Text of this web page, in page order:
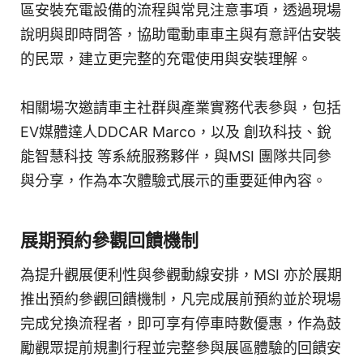
區安裝充電設備的流程與常見注意事項，透過現場
說明與即時問答，協助電動車車主與有意評估安裝
的民眾，建立更完整的充電使用與安裝理解。
相關場次邀請車主社群與產業實務代表參與，包括
EV媒體達人DDCAR Marco，以及 創玖科技、銳
能智慧科技 等系統服務夥伴，與MSI 團隊共同參
與分享，作為本次體驗式展示的重要延伸內容。
展期預約參觀回饋機制
為提升觀展便利性與參觀動線安排，MSI 亦於展期
推出預約參觀回饋機制，凡完成展前預約並於現場
完成兌換流程者，即可享有停車時數優惠，作為鼓
勵觀眾提前規劃行程並完整參與展區體驗的回饋安